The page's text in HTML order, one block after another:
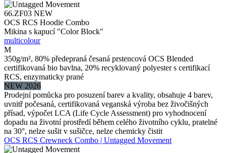
66.ZF03 NEW
OCS RCS Hoodie Combo
Mikina s kapucí "Color Block"
multicolour
M
350g/m², 80% předepraná česaná prstencová OCS Blended
certifikovaná bio bavlna, 20% recyklovaný polyester s certifikací
RCS, enzymaticky prané
NEW 2026
Prodejní pomůcka pro posuzení barev a kvality, obsahuje 4 barev,
uvnitř počesaná, certifikovaná veganská výroba bez živočišných
přísad, výpočet LCA (Life Cycle Assessment) pro vyhodnocení
dopadu na životní prostředí během celého životního cyklu, pratelné
na 30°, nelze sušit v sušičce, nelze chemicky čistit
OCS RCS Crewneck Combo | Untagged Movement